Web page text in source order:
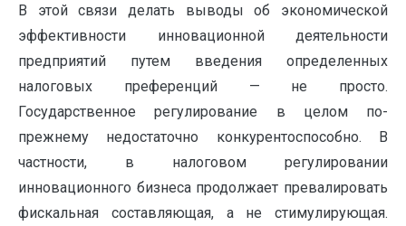
В этой связи делать выводы об экономической
эффективности инновационной деятельности
предприятий путем введения определенных
налоговых преференций — не просто.
Государственное регулирование в целом по-
прежнему недостаточно конкурентоспособно. В
частности, в налоговом регулировании
инновационного бизнеса продолжает превалировать
фискальная составляющая, а не стимулирующая.